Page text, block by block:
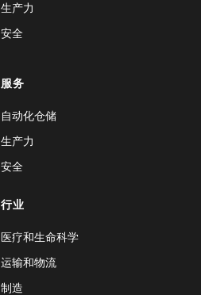
生产力
安全
服务
自动化仓储
生产力
安全
行业
医疗和生命科学
运输和物流
制造